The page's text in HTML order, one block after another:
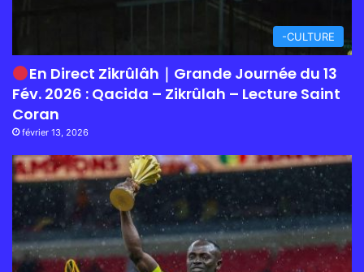
-CULTURE
En Direct Zikrûlâh｜Grande Journée du 13
Fév. 2026 : Qacida – Zikrûlah – Lecture Saint
Coran
février 13, 2026